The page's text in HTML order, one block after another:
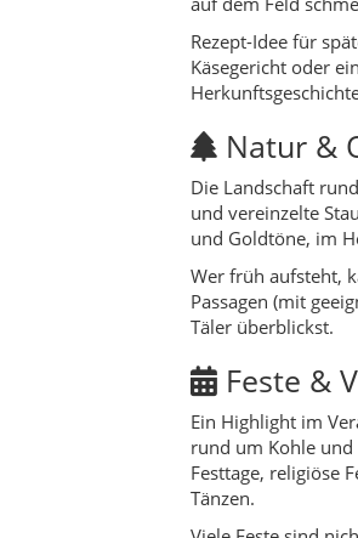
Feste &
Ein Highlight im
rund um Kohle
Festtage,
Tänzen.
Viele Feste sind
macht sie reizvoll:
Malkara blickt auf
(Schlangenhöhle),
sich wichtige
Antike –
Römische
Osmanische
hohe
19.–20.
Weltkriege.